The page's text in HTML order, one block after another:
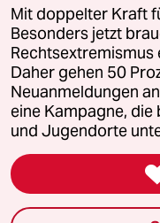
Alle Rechte vorbehalten. Bei
wenden Sie sich bitte an
Feedback
Leitlinie Informant
Seitenwende
Mit doppelter Kraft
Besonders jetzt
Rechtsextremismus
Daher gehen 50
Neuanmeldungen
eine Kampagne,
und Jugendorte